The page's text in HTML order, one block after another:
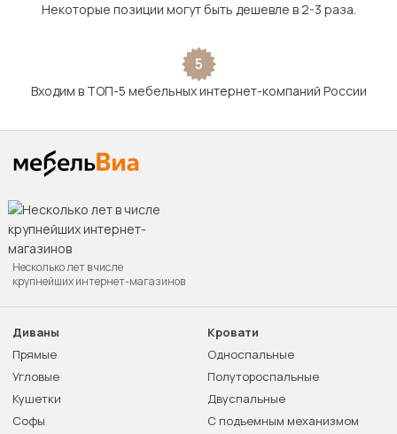
Некоторые позиции могут быть дешевле в 2-3 раза.
5
Входим в ТОП-5 мебельных интернет-компаний России
Несколько лет в числе
крупнейших интернет-магазинов
Диваны
Прямые
Угловые
Кушетки
Софы
Кровати
Односпальные
Полутороспальные
Двуспальные
С подъемным механизмом